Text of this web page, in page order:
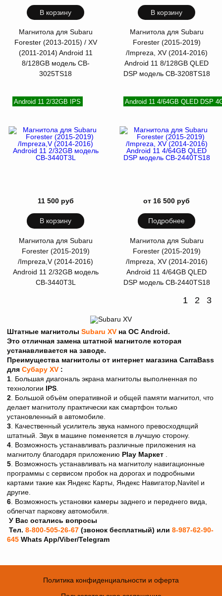
В корзину
Магнитола для Subaru
Forester (2013-2015) / XV
(2011-2014) Android 11
8/128GB модель СB-
3025TS18
В корзину
Магнитола для Subaru
Forester (2015-2019)
/Impreza, XV (2014-2016)
Android 11 8/128GB QLED
DSP модель CB-3208TS18
Android 11 2/32GB IPS
11 500 руб
В корзину
Магнитола для Subaru
Forester (2015-2019)
/Impreza,V (2014-2016)
Android 11 2/32GB модель
CB-3440T3L
Android 11 4/64GB QLED DSP
от 16 500 руб
Подробнее
Магнитола для Subaru
Forester (2015-2019)
/Impreza, XV (2014-2016)
Android 11 4/64GB QLED
DSP модель CB-2440TS18
1 2 3
Штатные магнитолы Subaru XV на ОС Android.
Это отличная замена штатной магнитоле которая
устанавливается на заводе.
Преимущества магнитолы от интернет магазина CarraBass
для Субару XV :
1 . Большая диагональ экрана магнитолы выполненная по
технологии IPS
2 . Большой объём оперативной и общей памяти магнитол, что
делает магнитолу практически как смартфон только
установленный в автомобиле.
3 . Качественный усилитель звука намного превосходящий
штатный. Звук в машине поменяется в лучшую сторону.
4 . Возможность устанавливать различные приложения на
магнитолу благодаря приложению Play Maркет
5 . Возможность устанавливать на магнитолу навигационные
программы с сервисом пробок на дорогах и подробными
картами такие как Яндекс Карты, Яндекс Навигатор,Navitel и
другие.
6 . Возможность установки камеры заднего и переднего вида,
облегчат парковку автомобиля.
У Вас остались вопросы
Тел. 8-800-505-26-67 (звонок бесплатный) или 8-987-62-90-
645 Whats App/Viber/Telegram
Политика конфиденциальности и оферта